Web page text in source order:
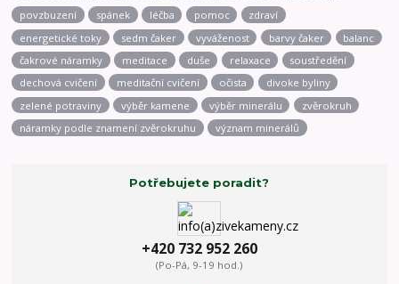
povzbuzení
spánek léčba pomoc
zdraví
energetické toky
sedm čaker vyváženost barvy čaker
balanc
čakrové náramky
meditace duše relaxace
soustředění
dechová cvičení
meditační cvičení očista
divoke byliny
zelené potraviny
výběr kamene výběr minerálu
zvěrokruh
náramky podle znamení zvěrokruhu
význam minerálů
Potřebujete poradit?
+420 732 952 260
(Po-Pá, 9-19 hod.)